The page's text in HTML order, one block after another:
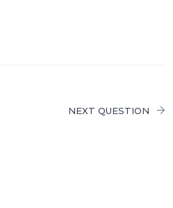
NEXT QUESTION